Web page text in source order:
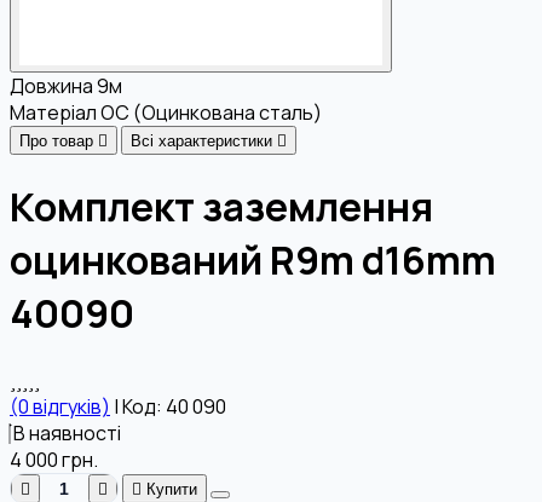
Довжина9м
МатеріалOC (Оцинкована сталь)
Про товар Всі характеристики
Комплект заземлення
оцинкований R9m d16mm
40090
(0 відгуків) |Код: 40 090
В наявності
4 000грн.
Купити